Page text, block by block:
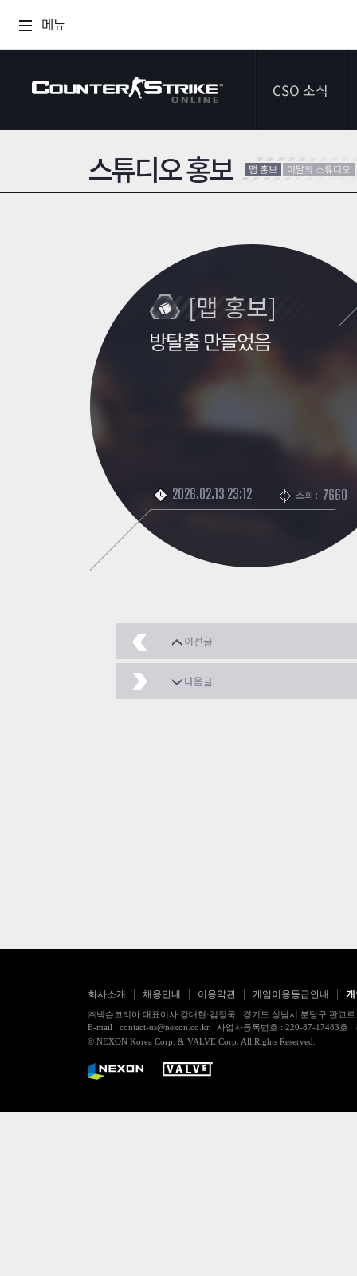
메뉴
CSO 소식
공지사항
스튜디오 홍보 맵 홍보 이달의 스튜디오
[맵 홍보]
방탈출 만들었음
2026.02.13 23:12 조회 : 7660
이전글
좀클 카트 랜덤맵 (좀탈
다음글
회사소개 채용안내 이용약관 게임이용등급안내
㈜넥슨코리아 대표이사 강대현·김정욱 경기도 성남시 분당구 판교
E-mail : contact-us@nexon.co.kr 사업자등록번호 : 220-87-17483
© NEXON Korea Corp. & VALVE Corp. All Rights Reserved.